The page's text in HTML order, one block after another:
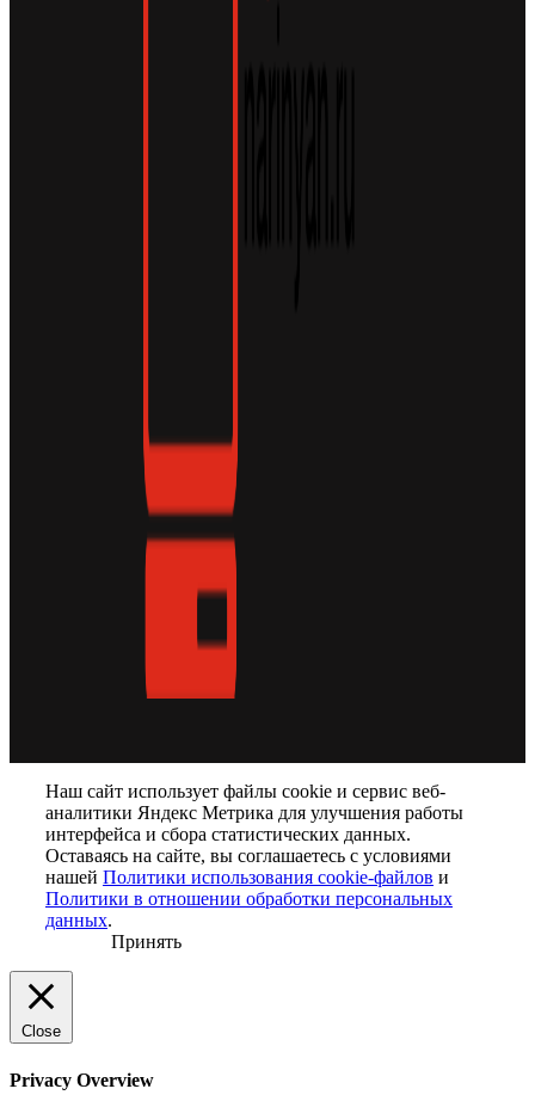
Наш сайт использует файлы cookie и сервис веб-
аналитики Яндекс Метрика для улучшения работы
интерфейса и сбора статистических данных.
Оставаясь на сайте, вы соглашаетесь с условиями
нашей Политики использования cookie-файлов и
Политики в отношении обработки персональных
данных.
Принять
Close
Privacy Overview